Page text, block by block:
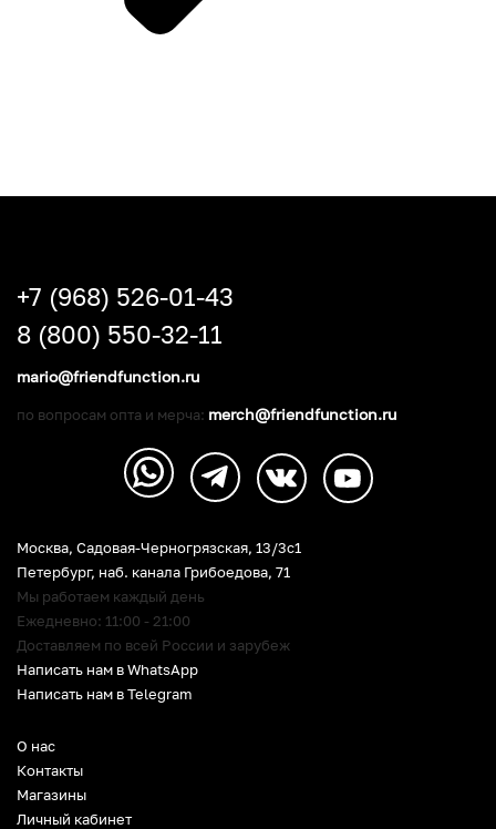
О нас
Контакты
Магазины
Личный кабинет
Москва, Садовая-Черногрязская, 13/3c1
Петербург, наб. канала Грибоедова, 71
Мы работаем каждый день
Ежедневно: 11:00 - 21:00
Доставляем по всей России и зарубеж
Написать нам в WhatsApp
Написать нам в Telegram
+7 (968) 526-01-43
8 (800) 550-32-11
mario@friendfunction.ru
по вопросам опта и мерча: merch@friendfunction.ru